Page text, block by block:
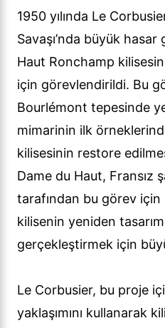
1950 yılında Le
Savaşı’nda büyük
Haut Ronchamp
için görevlendirildi. Bu
Bourlémont tepesinde
mimarinin ilk
kilisesinin restore
Dame du Haut, Fransız
tarafından bu görev
kilisenin yeniden
gerçekleştirmek için
Le Corbusier, bu proje
yaklaşımını kullanarak